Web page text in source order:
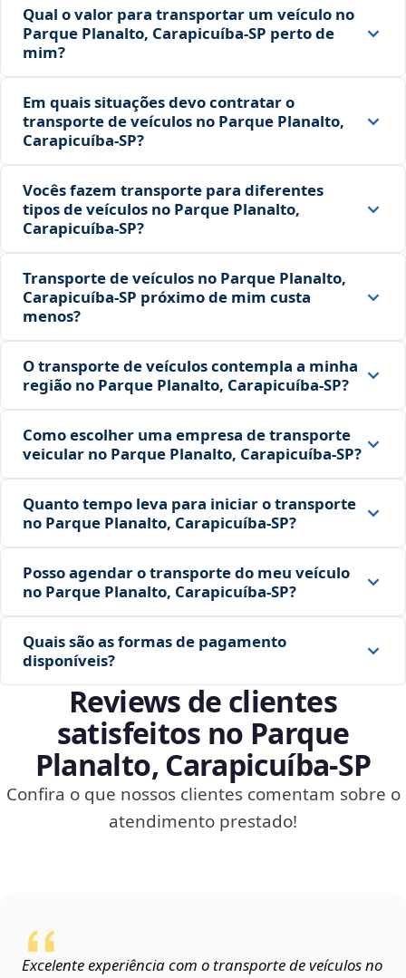
Qual o valor para transportar um veículo no
Parque Planalto, Carapicuíba‑SP perto de
mim?
Em quais situações devo contratar o
transporte de veículos no Parque Planalto,
Carapicuíba‑SP?
Vocês fazem transporte para diferentes
tipos de veículos no Parque Planalto,
Carapicuíba‑SP?
Transporte de veículos no Parque Planalto,
Carapicuíba‑SP próximo de mim custa
menos?
O transporte de veículos contempla a minha
região no Parque Planalto, Carapicuíba‑SP?
Como escolher uma empresa de transporte
veicular no Parque Planalto, Carapicuíba‑SP?
Quanto tempo leva para iniciar o transporte
no Parque Planalto, Carapicuíba‑SP?
Posso agendar o transporte do meu veículo
no Parque Planalto, Carapicuíba‑SP?
Quais são as formas de pagamento
disponíveis?
Reviews de clientes
satisfeitos no Parque
Planalto, Carapicuíba‑SP
Confira o que nossos clientes comentam sobre o
atendimento prestado!
Excelente experiência com o transporte de veículos no